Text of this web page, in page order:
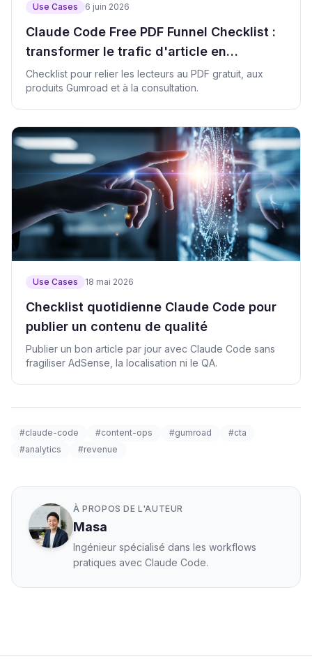
Use Cases 6 juin 2026
Claude Code Free PDF Funnel Checklist :
transformer le trafic d'article en
inscriptions et clics produit
Checklist pour relier les lecteurs au PDF gratuit, aux
produits Gumroad et à la consultation.
Use Cases 18 mai 2026
Checklist quotidienne Claude Code pour
publier un contenu de qualité
Publier un bon article par jour avec Claude Code sans
fragiliser AdSense, la localisation ni le QA.
#claude-code #content-ops #gumroad
#cta
#analytics
#revenue
À PROPOS DE L'AUTEUR
Masa
Ingénieur spécialisé dans les workflows
pratiques avec Claude Code.